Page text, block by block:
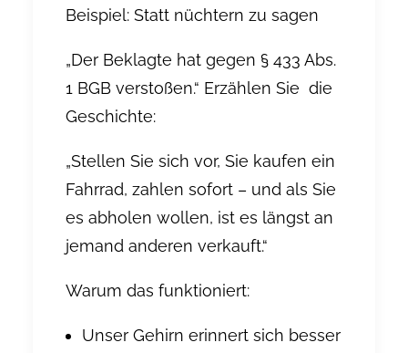
Beispiel: Statt nüchtern zu sagen
„Der Beklagte hat gegen § 433 Abs.
1 BGB verstoßen.“ Erzählen Sie die
Geschichte:
„Stellen Sie sich vor, Sie kaufen ein
Fahrrad, zahlen sofort – und als Sie
es abholen wollen, ist es längst an
jemand anderen verkauft.“
Warum das funktioniert:
Unser Gehirn erinnert sich besser